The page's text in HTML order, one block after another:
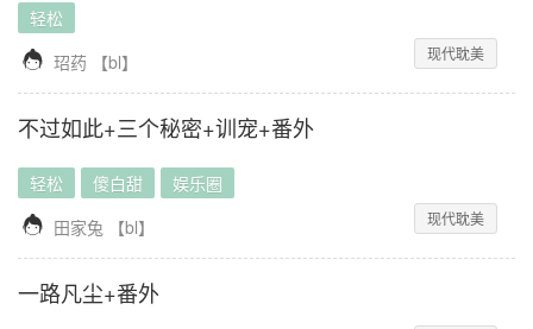
轻松
 玿药 【bl】 现代耽美
不过如此+三个秘密+训宠+番外
轻松 傻白甜 娱乐圈
 田家兔 【bl】 现代耽美
一路凡尘+番外